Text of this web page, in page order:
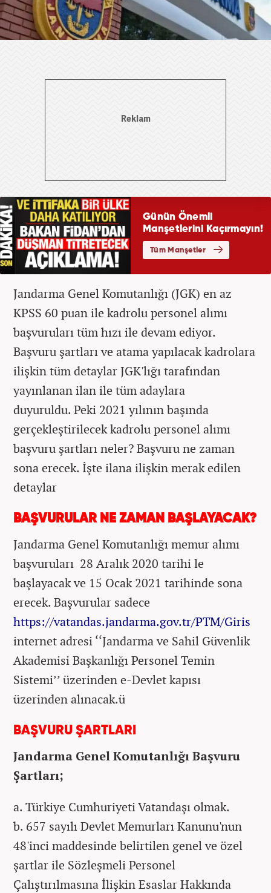
Jandarma Genel Komutanlığı (JGK) en az
KPSS 60 puan ile kadrolu personel alımı
başvuruları tüm hızı ile devam ediyor.
Başvuru şartları ve atama yapılacak kadrolara
ilişkin tüm detaylar JGK'lığı tarafından
yayınlanan ilan ile tüm adaylara
duyuruldu. Peki 2021 yılının başında
gerçekleştirilecek kadrolu personel alımı
başvuru şartları neler? Başvuru ne zaman
sona erecek. İşte ilana ilişkin merak edilen
detaylar
BAŞVURULAR NE ZAMAN BAŞLAYACAK?
Jandarma Genel Komutanlığı memur alımı
başvuruları 28 Aralık 2020 tarihi le
başlayacak ve 15 Ocak 2021 tarihinde sona
erecek. Başvurular sadece
https://vatandas.jandarma.gov.tr/PTM/Giris
internet adresi ‘‘Jandarma ve Sahil Güvenlik
Akademisi Başkanlığı Personel Temin
Sistemi’’ üzerinden e-Devlet kapısı
üzerinden alınacak.ü
BAŞVURU ŞARTLARI
Jandarma Genel Komutanlığı Başvuru
Şartları;
a. Türkiye Cumhuriyeti Vatandaşı olmak.
b. 657 sayılı Devlet Memurları Kanunu'nun
48'inci maddesinde belirtilen genel ve özel
şartlar ile Sözleşmeli Personel
Çalıştırılmasına İlişkin Esaslar Hakkında